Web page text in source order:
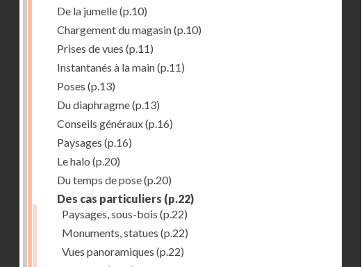
De la jumelle(p.10)
Chargement du magasin(p.10)
Prises de vues (p.11)
Instantanés à la main(p.11)
Poses (p.13)
Du diaphragme(p.13)
Conseils généraux(p.16)
Paysages (p.16)
Le halo (p.20)
Du temps de pose(p.20)
Des cas particuliers (p.22)
Paysages, sous-bois (p.22)
Monuments, statues (p.22)
Vues panoramiques (p.22)